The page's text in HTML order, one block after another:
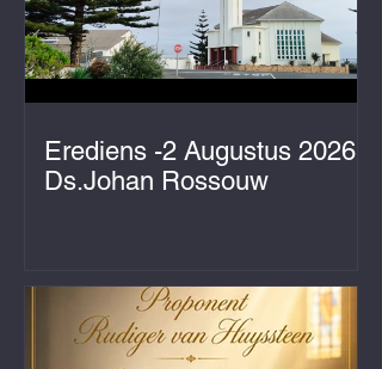
Erediens -2 Augustus 2026
Ds.Johan Rossouw